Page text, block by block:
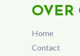
OVER
Home
Contact